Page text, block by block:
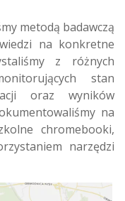
metodą badawczą
na konkretne
z różnych
stan
oraz wyników
na
chromebooki,
narzędzi